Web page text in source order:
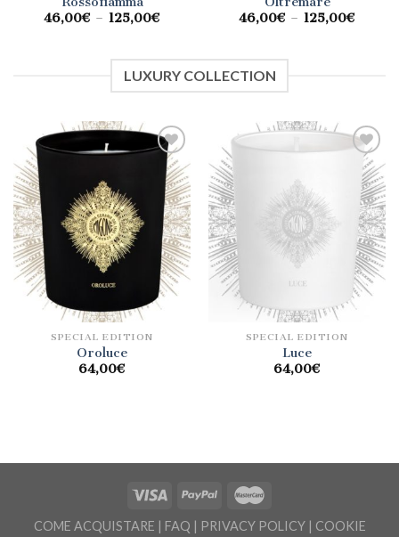
46,00€ – 125,00€
46,00€ – 125,00€
LUXURY COLLECTION
Aggiungi
alla lista
dei
desideri
SPECIAL EDITION
Oroluce
64,00€
Aggiungi
alla lista
desideri
SPECIAL EDITION
Luce
64,00€
COME ACQUISTARE | FAQ | PRIVACY POLICY | COOKIE